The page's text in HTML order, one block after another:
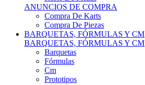
Compra De Karts
Compra De Piezas
BARQUETAS, FÓRMULAS Y CM
BARQUETAS, FÓRMULAS Y CM
Barquetas
Fórmulas
Cm
Prototipos
Remolques